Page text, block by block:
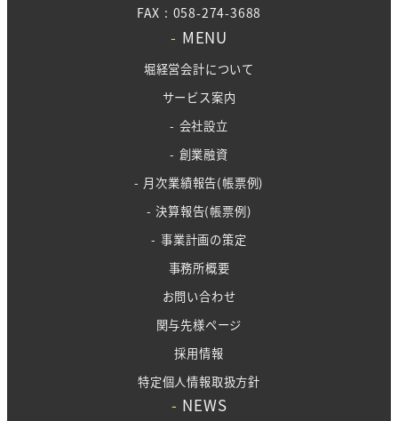
FAX : 058-274-3688
- MENU
堀経営会計について
サービス案内
- 会社設立
- 創業融資
- 月次業績報告(帳票例)
- 決算報告(帳票例)
- 事業計画の策定
事務所概要
お問い合わせ
関与先様ページ
採用情報
特定個人情報取扱方針
- NEWS